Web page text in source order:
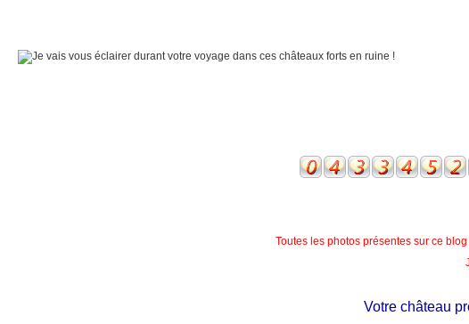
Toutes les photos présentes sur ce
Votre château